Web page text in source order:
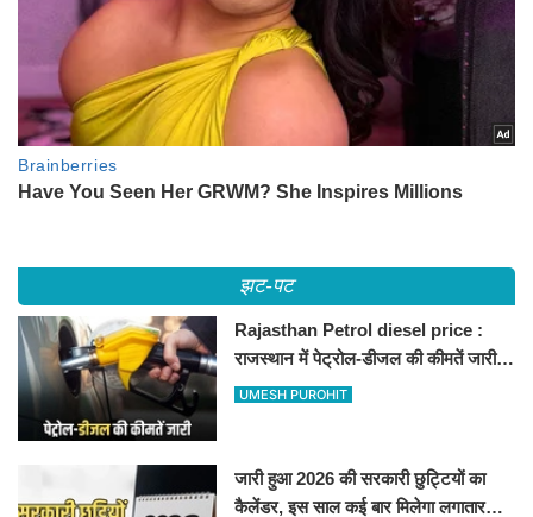
झट-पट
Rajasthan Petrol diesel price :
राजस्थान में पेट्रोल-डीजल की कीमतें जारी,
जानिए बीकानेर समेत पुरे प्रदेश में नए रेट
UMESH PUROHIT
जारी हुआ 2026 की सरकारी छुट्टियों का
कैलेंडर, इस साल कई बार मिलेगा लगातार